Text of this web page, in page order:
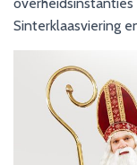
Sinterklaasviering